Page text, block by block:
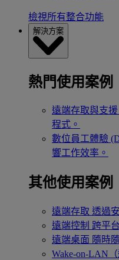
檢視所有整合功能
解決方案
熱門使用案例
遠端存取與支援
程式。
數位員工體驗
響工作效率。
其他使用案例
遠端存取 透過
遠端控制 跨平
遠端桌面 隨時
Wake-on-LAN（